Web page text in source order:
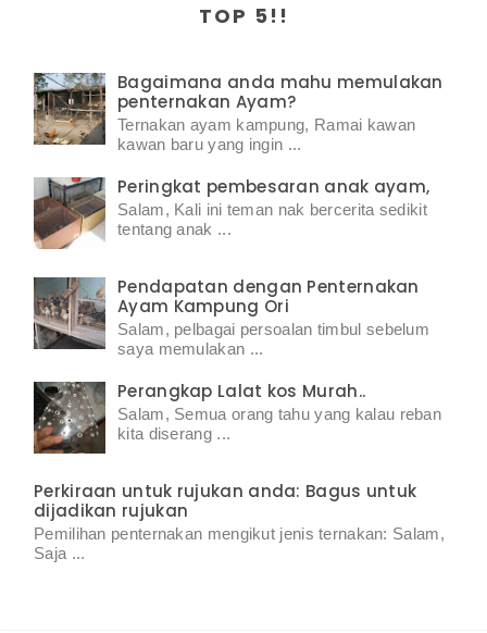
TOP 5!!
Bagaimana anda mahu memulakan
penternakan Ayam?
Ternakan ayam kampung, Ramai kawan
kawan baru yang ingin ...
Peringkat pembesaran anak ayam,
Salam, Kali ini teman nak bercerita sedikit
tentang anak ...
Pendapatan dengan Penternakan
Ayam Kampung Ori
Salam, pelbagai persoalan timbul sebelum
saya memulakan ...
Perangkap Lalat kos Murah..
Salam, Semua orang tahu yang kalau reban
kita diserang ...
Perkiraan untuk rujukan anda: Bagus untuk
dijadikan rujukan
Pemilihan penternakan mengikut jenis ternakan: Salam,
Saja ...